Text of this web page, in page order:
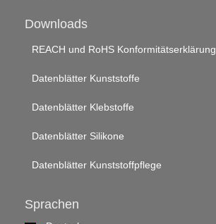
Downloads
REACH und RoHS Konformitätserklärung
Datenblätter Kunststoffe
Datenblätter Klebstoffe
Datenblätter Silikone
Datenblätter Kunststoffpflege
Sprachen